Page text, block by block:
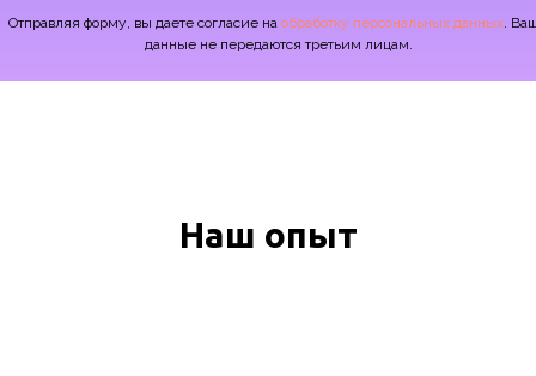
Отправляя форму, вы даете согласие на обработку персональных данных.
данные не передаются третьим лицам.
Наш опыт